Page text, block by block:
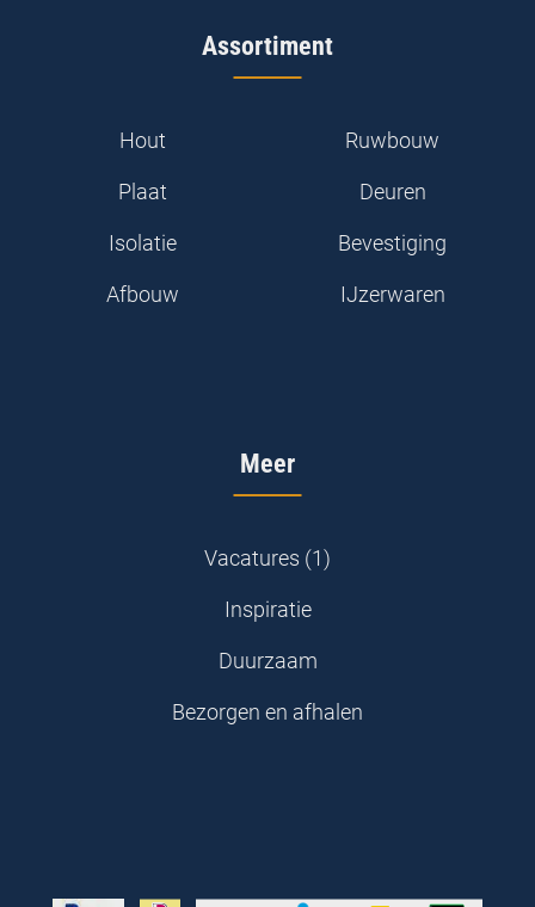
Assortiment
Hout
Plaat
Isolatie
Afbouw
Ruwbouw
Deuren
Bevestiging
IJzerwaren
Meer
Vacatures (1)
Inspiratie
Duurzaam
Bezorgen en afhalen